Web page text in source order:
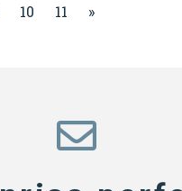
10 11 »